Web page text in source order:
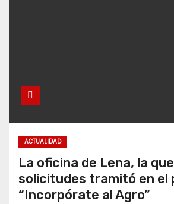
ACTUALIDAD
La oficina de Lena, la
solicitudes tramitó en el
“Incorpórate al Agro”